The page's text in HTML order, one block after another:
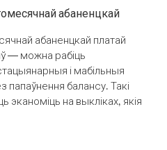
абаненцкай
абаненцкай платай
— можна рабіць
і мабільныя
папаўнення балансу. Такі
на выкліках, якія